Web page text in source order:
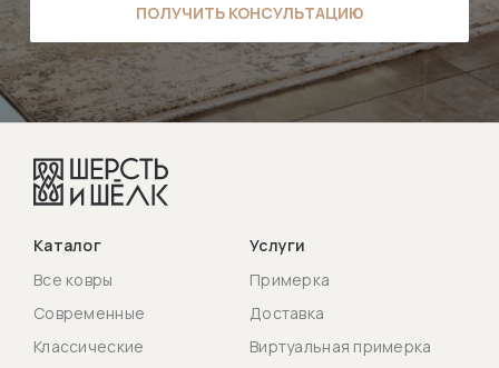
ПОЛУЧИТЬ КОНСУЛЬТАЦИЮ
Каталог
Все ковры
Современные
Классические
Услуги
Примерка
Доставка
Виртуальная примерка